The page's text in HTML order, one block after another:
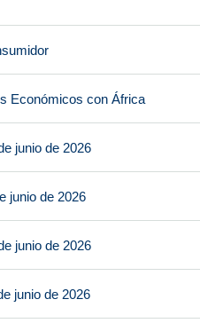
Económicos con África
junio de 2026
junio de 2026
junio de 2026
junio de 2026